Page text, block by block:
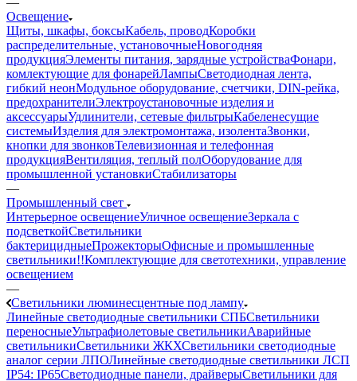
Освещение
Щиты, шкафы, боксыКабель, проводКоробки
распределительные, установочныеНовогодняя
продукцияЭлементы питания, зарядные устройстваФонари,
комлектующие для фонарейЛампыСветодиодная лента,
гибкий неонМодульное оборудование, счетчики, DIN-рейка,
предохранителиЭлектроустановочные изделия и
аксессуарыУдлинители, сетевые фильтрыКабеленесущие
системыИзделия для электромонтажа, изолентаЗвонки,
кнопки для звонковТелевизионная и телефонная
продукцияВентиляция, теплый полОборудование для
промышленной установкиСтабилизаторы
—
Промышленный свет
Интерьерное освещениеУличное освещениеЗеркала с
подсветкойСветильники
бактерицидныеПрожекторыОфисные и промышленные
светильники!!Комплектующие для светотехники, управление
освещением
—
Светильники люминесцентные под лампу
Линейные светодиодные светильники СПБСветильники
переносныеУльтрафиолетовые светильникиАварийные
светильникиСветильники ЖКХСветильники светодиодные
аналог серии ЛПОЛинейные светодиодные светильники ЛСП
IP54: IP65Светодиодные панели, драйверыСветильники для